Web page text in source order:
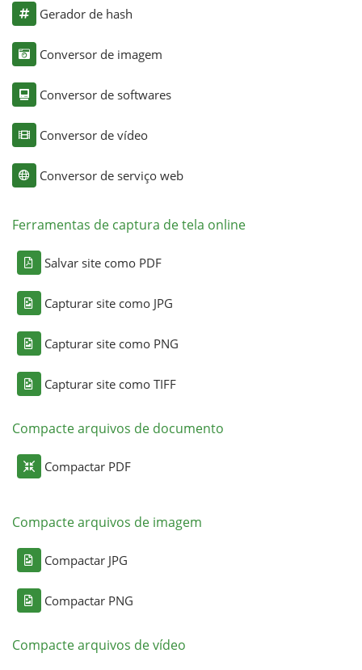
Gerador de hash
Conversor de imagem
Conversor de softwares
Conversor de vídeo
Conversor de serviço web
Ferramentas de captura de tela online
Salvar site como PDF
Capturar site como JPG
Capturar site como PNG
Capturar site como TIFF
Compacte arquivos de documento
Compactar PDF
Compacte arquivos de imagem
Compactar JPG
Compactar PNG
Compacte arquivos de vídeo